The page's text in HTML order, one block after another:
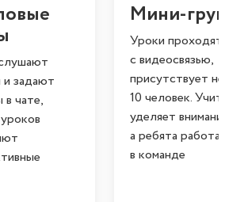
и задают
в чате,
Мини-
Уроки проходят
с видеосвязью,
присутствует
10 человек.
уделяет
а ребята
в команде